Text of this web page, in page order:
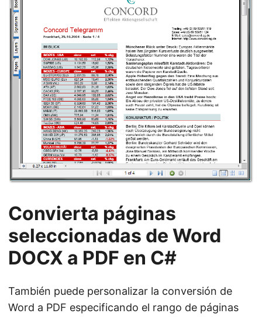
Convierta páginas
seleccionadas de Word
DOCX a PDF en C#
También puede personalizar la conversión de
Word a PDF especificando el rango de páginas